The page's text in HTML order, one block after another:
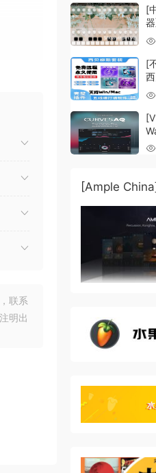
联系
明出
[
[
[Ample